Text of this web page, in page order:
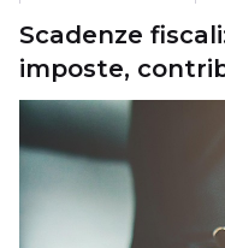
Scadenze
imposte,